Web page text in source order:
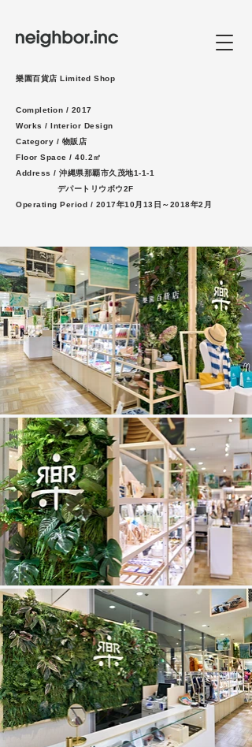
​樂園百貨店 Limited Shop
Completion / 2017
Works / Interior Design
Category / 物販店
Floor Space / 40.2㎡
Address / 沖縄県那覇市久茂地1-1-1
デパートリウボウ2F
Operating Period / 2017年10月13日～2018年2月